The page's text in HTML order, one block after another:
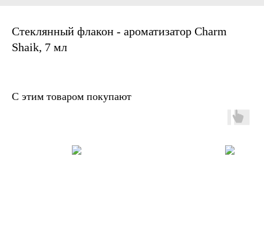
Стеклянный флакон - ароматизатор Charm
Shaik, 7 мл
С этим товаром покупают